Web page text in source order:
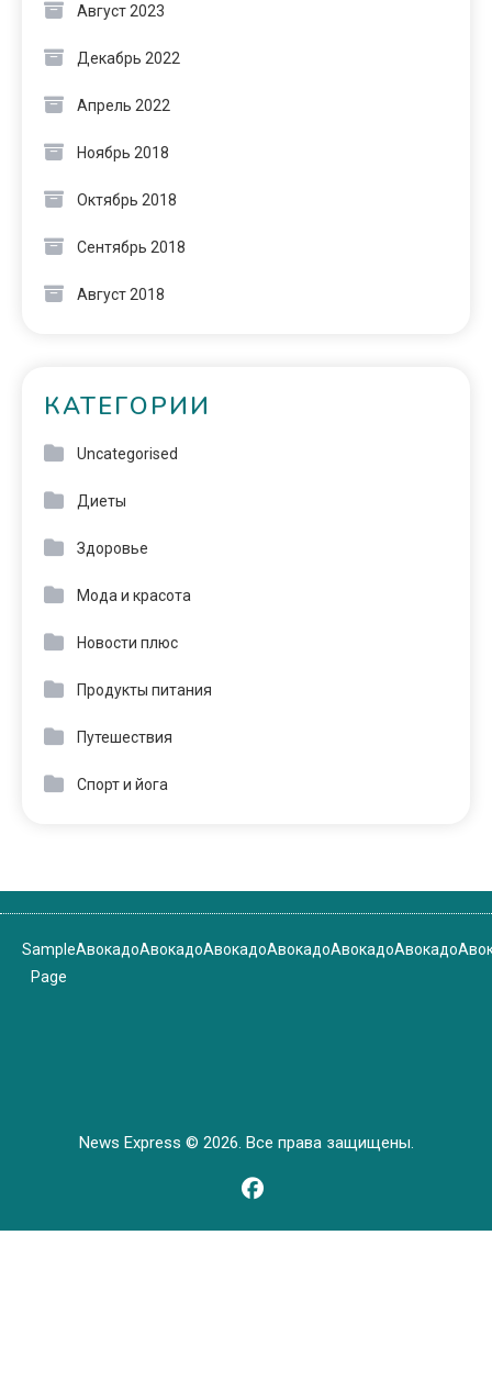
Август 2023
Декабрь 2022
Апрель 2022
Ноябрь 2018
Октябрь 2018
Сентябрь 2018
Август 2018
КАТЕГОРИИ
Uncategorised
Диеты
Здоровье
Мода и красота
Новости плюс
Продукты питания
Путешествия
Спорт и йога
Sample
Page
АвокадоАвокадоАвокадоАвокадоАвокадоАвокадо
News Express © 2026. Все права защищены.